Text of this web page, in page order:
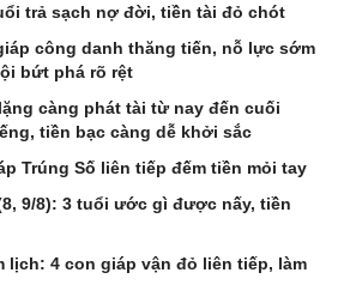
trả sạch nợ đời, tiền tài đỏ chót
công danh thăng tiến, nỗ lực sớm
bứt phá rõ rệt
càng phát tài từ nay đến cuối
tiền bạc càng dễ khởi sắc
Trúng Số liên tiếp đếm tiền mỏi tay
9/8): 3 tuổi ước gì được nấy, tiền
lịch: 4 con giáp vận đỏ liên tiếp, làm